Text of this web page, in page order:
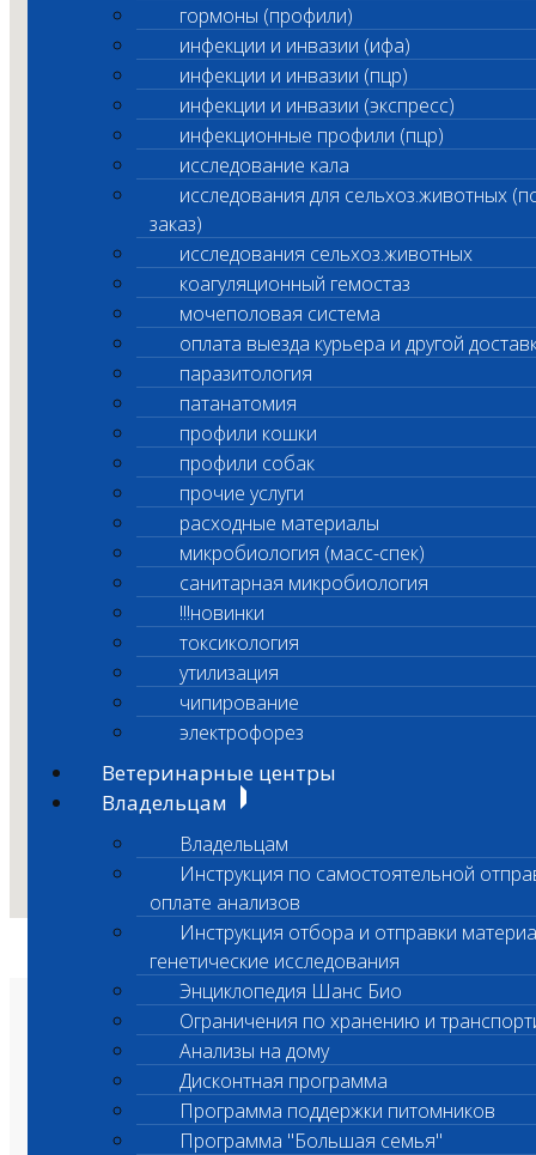
гормоны (профили)
инфекции и инвазии (ифа)
инфекции и инвазии (пцр)
инфекции и инвазии (экспресс)
инфекционные профили (пцр)
исследование кала
исследования для сельхоз.животных
заказ)
исследования сельхоз.животных
коагуляционный гемостаз
мочеполовая система
оплата выезда курьера и другой
паразитология
патанатомия
профили кошки
профили собак
прочие услуги
расходные материалы
микробиология (масс-спек)
санитарная микробиология
!!!новинки
токсикология
утилизация
чипирование
электрофорез
Ветеринарные центры
Владельцам
Владельцам
Инструкция по самостоятельной
оплате анализов
Инструкция отбора и отправки
генетические исследования
Энциклопедия Шанс Био
Ограничения по хранению и
Анализы на дому
Дисконтная программа
Программа поддержки питомников
Программа "Большая семья"
О лаборатории
Анализы и цены
Ветеринарные центры
Владельцам
Врачам и клиникам
Бланки лаборатории
Банк донорской крови
Адреса лабораторий